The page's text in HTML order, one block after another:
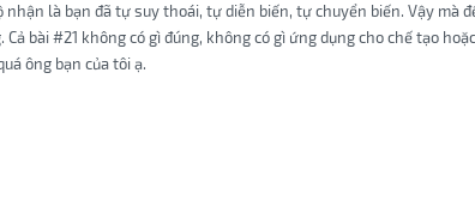
nhận là bạn đã tự suy thoái, tự diễn biến, tự chuyển biến. Vậy
bài #21 không có gì đúng, không có gì ứng dụng cho chế tạo
ông bạn của tôi ạ.